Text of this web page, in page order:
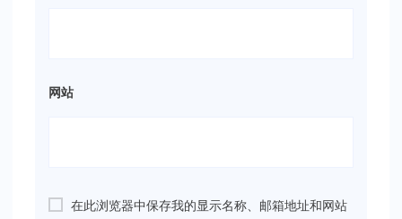
网站
在此浏览器中保存我的显示名称、邮箱地址和网站